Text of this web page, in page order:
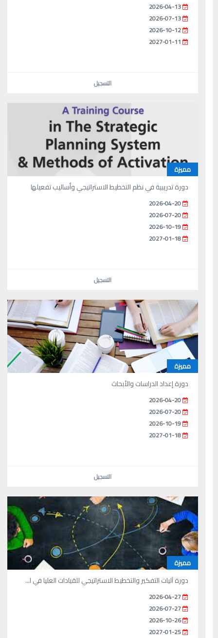
2026-04-13
2026-07-13
2026-10-12
2027-01-11
التسجيل
مميزة
دورة تدريبية في نظم التخطيط الاستراتيجي وأساليب تفعيلها
2026-04-20
2026-07-20
2026-10-19
2027-01-18
التسجيل
مميزة
دورة إعداد الدراسات والأبحاث
2026-04-20
2026-07-20
2026-10-19
2027-01-18
التسجيل
مميزة
دورة آليات التفكير والتخطيط الاستراتيجي للقيادات العليا في ا...
2026-04-27
2026-07-27
2026-10-26
2027-01-25